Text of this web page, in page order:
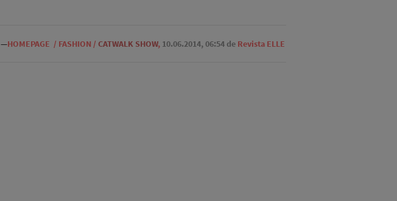
—HOMEPAGE / FASHION / CATWALK SHOW, 10.06.2014, 06:54 de Revista ELLE